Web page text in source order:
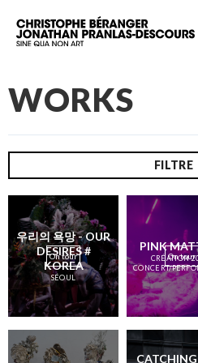
WORKS
FILTRE
On tour
우리의 욕망 - OUR
DESIRES #
KOREA
SÉOUL
On tour
PINK
CRÉATION
CONCERT/